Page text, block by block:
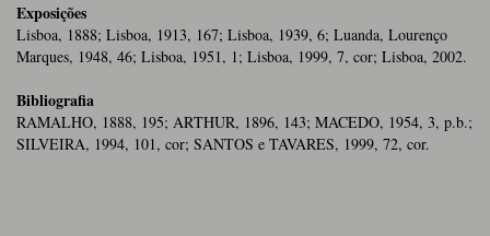
Exposições
Lisboa, 1888; Lisboa, 1913, 167; Lisboa, 1939, 6; Luanda, Lourenço
Marques, 1948, 46; Lisboa, 1951, 1; Lisboa, 1999, 7, cor; Lisboa, 2002.
Bibliografia
RAMALHO, 1888, 195; ARTHUR, 1896, 143; MACEDO, 1954, 3, p.b.;
SILVEIRA, 1994, 101, cor; SANTOS e TAVARES, 1999, 72, cor.